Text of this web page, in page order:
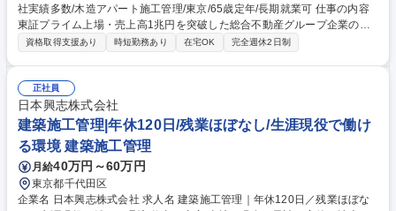
社実績多数/木造アパート施工管理/東京/65歳定年/長期就業可 仕事の内容
東証プライム上場・売上高1兆円を突破した総合不動産グループ企業の
【木造建築アパート】所長/リーダー候補としてのご活躍を期待したポジシ
支給（粗利額により変動）。業務効率化により、多くの社員が年々報酬U
Pを実現しています。 ●規模感：5000万～8000万の2～3階建ての建築物
を担当します。今期は竣工50棟目指しております。 ■エリア：東京・神奈
川・埼玉・千葉 募集職種 ベテランの方の入社実績多数/木造アパート施工
管理/東京/65歳定年/長期就業可
資格取得支援あり 時短勤務あり 在宅OK 完全週休2日制
正社員
日本興志株式会社
建築施工管理|年休120日/残業ほぼなし/生涯現役で働け
る環境 建築施工管理
月給40万円～60万円
東京都千代田区
企業名 日本興志株式会社 求人名 建築施工管理｜年休120日／残業ほぼな